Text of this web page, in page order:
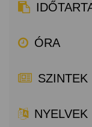
ÓRA
SZINTEK
NYELVEK